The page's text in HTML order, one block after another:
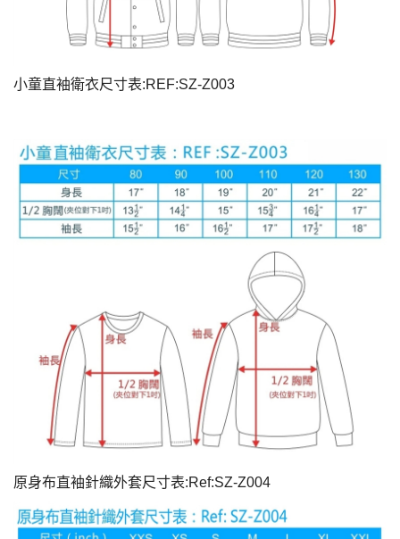
小童直袖衛衣尺寸表:REF:SZ-Z003
原身布直袖針織外套尺寸表:Ref:SZ-Z004